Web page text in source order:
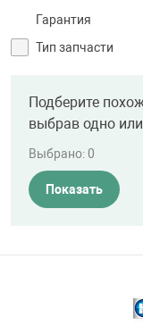
Гарантия
Тип запчасти
Подберите
выбрав одно
Выбрано:0
Показать